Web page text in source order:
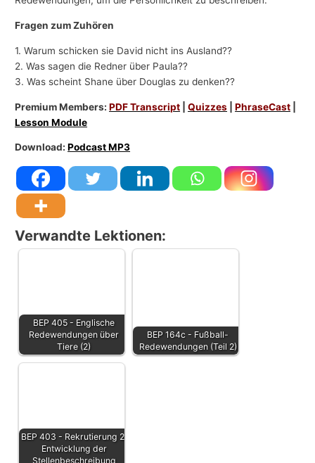
Fragen zum Zuhören
1. Warum schicken sie David nicht ins Ausland??
2. Was sagen die Redner über Paula??
3. Was scheint Shane über Douglas zu denken??
Premium Members:PDF Transcript |Quizzes |PhraseCast
Lesson Module
Download:Podcast MP3
Verwandte Lektionen:
BEP 405 - Englische
Redewendungen über
Tiere (2)
BEP 164c - Fußball-
Redewendungen (Teil 2)
BEP 403 - Rekrutierung 2:
Entwicklung der
Stellenbeschreibung